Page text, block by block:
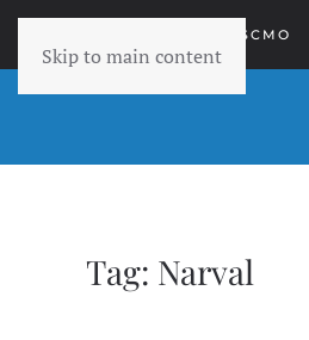
Skip to main content
RETOURNER À SCMO
Tag: Narval